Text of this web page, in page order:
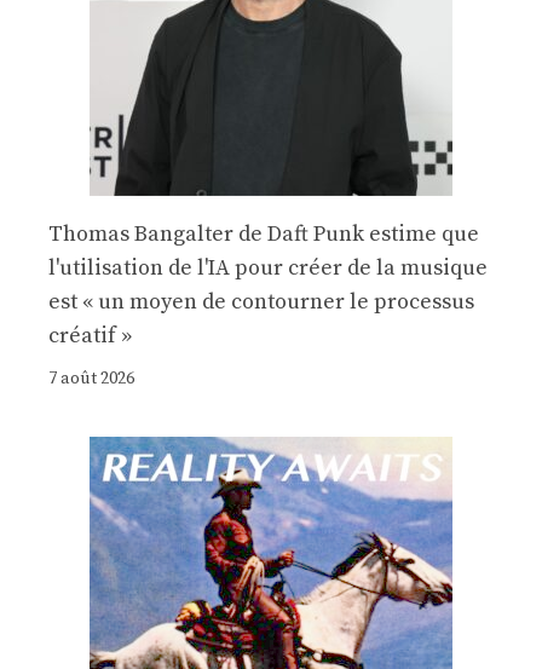
Thomas Bangalter de Daft Punk estime que
l'utilisation de l'IA pour créer de la musique
est « un moyen de contourner le processus
créatif »
7 août 2026